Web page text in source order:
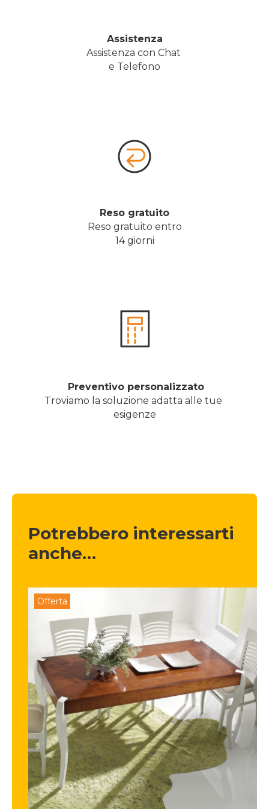
Assistenza
Assistenza con Chat
e Telefono
Reso gratuito
Reso gratuito entro
14 giorni
Preventivo personalizzato
Troviamo la soluzione adatta alle tue
esigenze
Potrebbero interessarti
anche…
Offerta